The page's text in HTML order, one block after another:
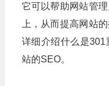
它可以帮助网站管
上，从而提高网站
详细介绍什么是301
站的SEO。